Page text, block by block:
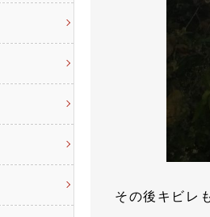
その後キビレ